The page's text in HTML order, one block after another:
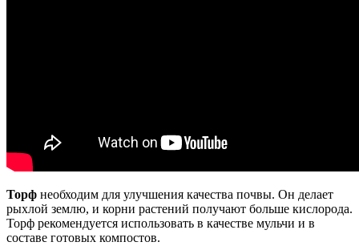
Торф необходим для улучшения качества почвы. Он делает
рыхлой землю, и корни растений получают больше кислорода.
Торф рекомендуется использовать в качестве мульчи и в
составе готовых компостов.